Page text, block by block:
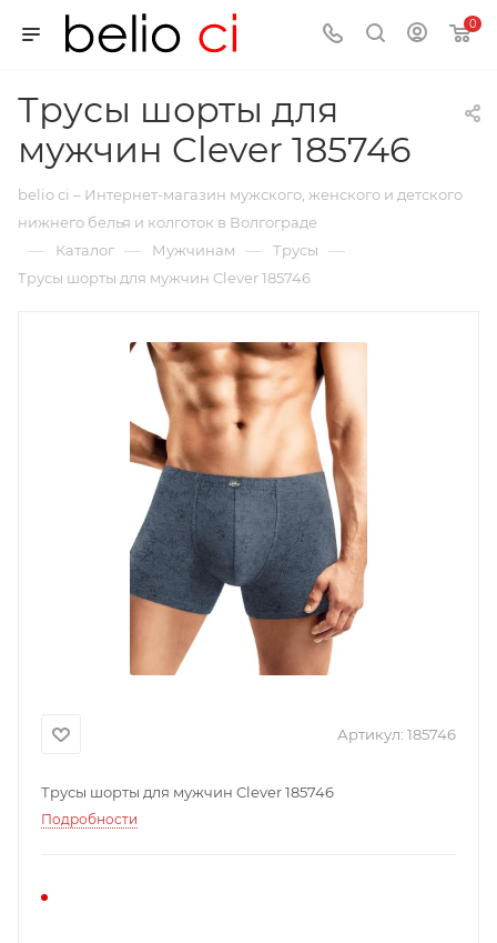
0
Трусы шорты для
мужчин Clever 185746
belio ci – Интернет-магазин мужского, женского и детского
нижнего белья и колготок в Волгограде
— Каталог — Мужчинам — Трусы —
Трусы шорты для мужчин Clever 185746
Артикул: 185746
Трусы шорты для мужчин Clever 185746
Подробности